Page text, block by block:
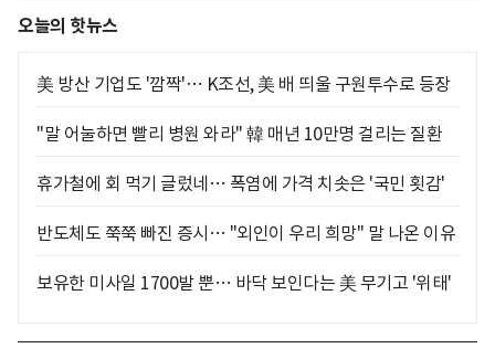
오늘의 핫뉴스
美 방산 기업도 '깜짝'… K조선, 美 배 띄울 구원투수로 등장
"말 어눌하면 빨리 병원 와라" 韓 매년 10만명 걸리는 질환
휴가철에 회 먹기 글렀네… 폭염에 가격 치솟은 '국민 횟감'
반도체도 쭉쭉 빠진 증시… "외인이 우리 희망" 말 나온 이유
보유한 미사일 1700발 뿐… 바닥 보인다는 美 무기고 '위태'